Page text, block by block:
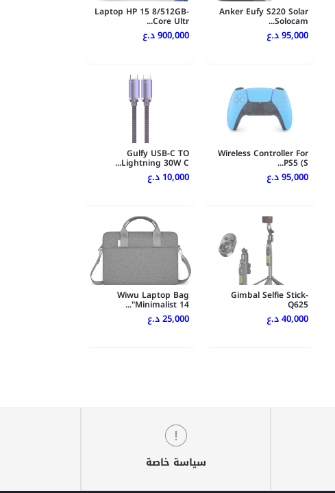
Anker Eufy S220 Solar
Solocam...
95,000 د.ع
Laptop HP 15 8/512GB-
Core Ultr...
900,000 د.ع
Wireless Controller For
PS5 (S...
95,000 د.ع
Gulfy USB-C TO
Lightning 30W C...
10,000 د.ع
Gimbal Selfie Stick-
Q625
40,000 د.ع
Wiwu Laptop Bag
Minimalist 14"...
25,000 د.ع
سياسة خاصة